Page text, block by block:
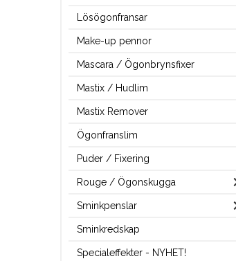
Lösögonfransar
Make-up pennor
Mascara / Ögonbrynsfixer
Mastix / Hudlim
Mastix Remover
Ögonfranslim
Puder / Fixering
Rouge / Ögonskugga
Sminkpenslar
Sminkredskap
Specialeffekter - NYHET!